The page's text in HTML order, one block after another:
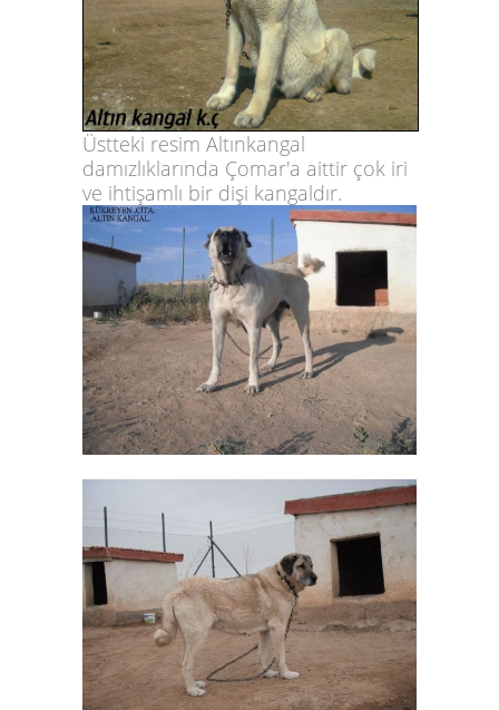
Üstteki resim Altınkangal
damızlıklarında Çomar'a aittir çok iri
ve ihtişamlı bir dişi kangaldır.